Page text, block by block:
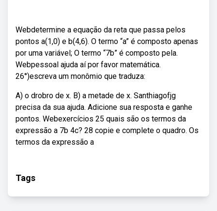
Webdetermine a equação da reta que passa pelos
pontos a(1,0) e b(4,6). O termo “a” é composto apenas
por uma variável; O termo “7b” é composto pela.
Webpessoal ajuda aí por favor matemática.
26°)escreva um monômio que traduza:
A) o drobro de x. B) a metade de x. Santhiagofjg
precisa da sua ajuda. Adicione sua resposta e ganhe
pontos. Webexercícios 25 quais são os termos da
expressão a 7b 4c? 28 copie e complete o quadro. Os
termos da expressão a
Tags